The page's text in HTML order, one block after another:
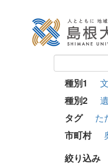
種別1
種別2
タグ た
市町村
絞り込み